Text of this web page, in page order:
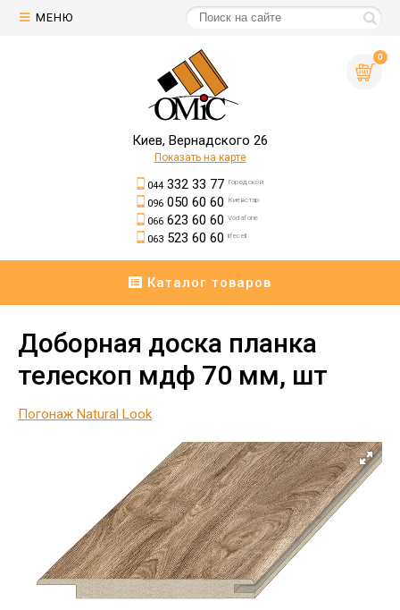
МЕНЮ
0
Киев, Вернадского 26
Показать на карте
044332 33 77 Городской
096050 60 60 Киевстар
066623 60 60 Vodafone
063523 60 60 lifecell
Каталог товаров
Доборная доска планка
телескоп мдф 70 мм, шт
Погонаж Natural Look